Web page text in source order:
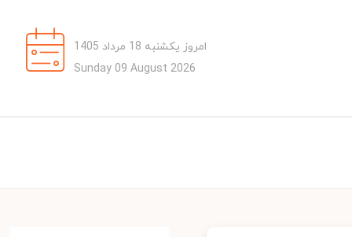
امروز یکشنبه 18 مرداد 1405
Sunday 09 August 2026